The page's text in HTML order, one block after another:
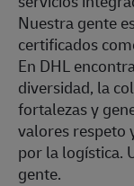
Nuestra gente
certificados
En DHL
diversidad, la
fortalezas y
valores respeto
por la logística.
gente.